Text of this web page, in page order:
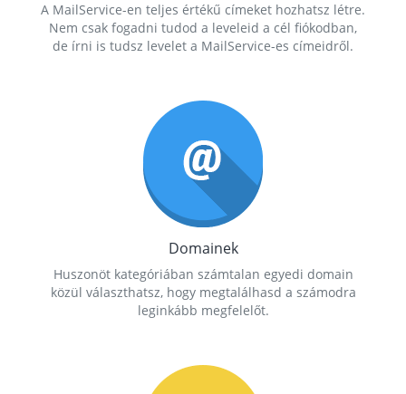
A MailService-en teljes értékű címeket hozhatsz létre.
Nem csak fogadni tudod a leveleid a cél fiókodban,
de írni is tudsz levelet a MailService-es címeidről.
Domainek
Huszonöt kategóriában számtalan egyedi domain
közül választhatsz, hogy megtalálhasd a számodra
leginkább megfelelőt.